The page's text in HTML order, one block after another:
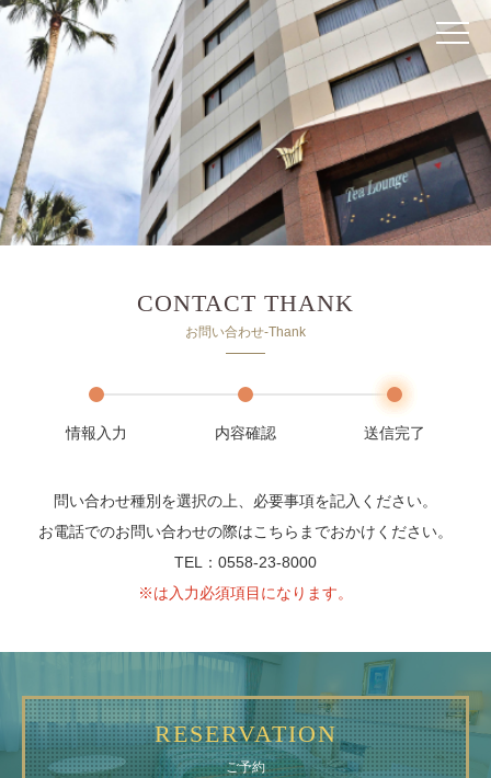
RESERVATION
CONTACT THANK
お問い合わせ-Thank
情報入力 内容確認 送信完了
問い合わせ種別を選択の上、必要事項を記入ください。
お電話でのお問い合わせの際はこちらまでおかけください。
TEL：0558-23-8000
※は入力必須項目になります。
RESERVATION
ご予約